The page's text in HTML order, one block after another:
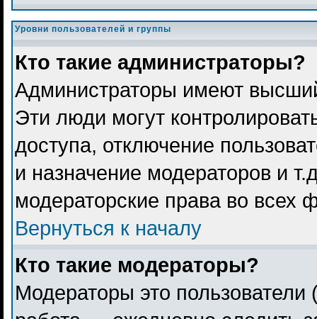
Уровни пользователей и группы
Кто такие администраторы?
Администраторы имеют
Эти люди могут
доступа, отключение
и назначение модераторов и
модераторские права во всех
Вернуться к началу
Кто такие модераторы?
Модераторы это пользователи